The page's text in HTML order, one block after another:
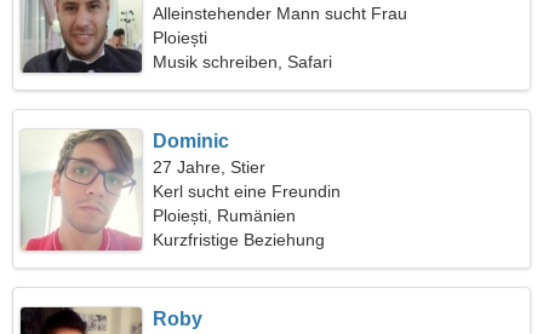
Alleinstehender Mann sucht Frau
Ploiești
Musik schreiben, Safari
Dominic
27 Jahre, Stier
Kerl sucht eine Freundin
Ploiești, Rumänien
Kurzfristige Beziehung
Roby